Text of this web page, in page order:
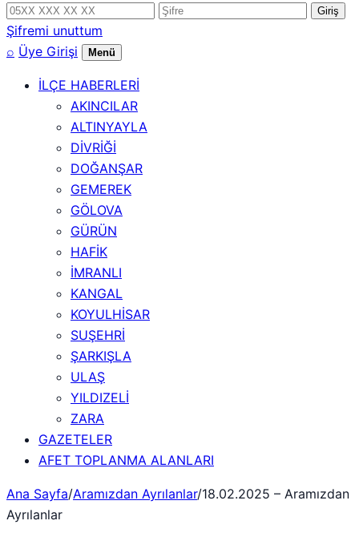
Telefon
numarası
Şifre Giriş
Şifremi unuttum
⌕ Üye Girişi Menü
İLÇE HABERLERİ
AKINCILAR
ALTINYAYLA
DİVRİĞİ
DOĞANŞAR
GEMEREK
GÖLOVA
GÜRÜN
HAFİK
İMRANLI
KANGAL
KOYULHİSAR
SUŞEHRİ
ŞARKIŞLA
ULAŞ
YILDIZELİ
ZARA
GAZETELER
AFET TOPLANMA ALANLARI
Ana Sayfa/Aramızdan Ayrılanlar/18.02.2025 – Aramızdan
Ayrılanlar